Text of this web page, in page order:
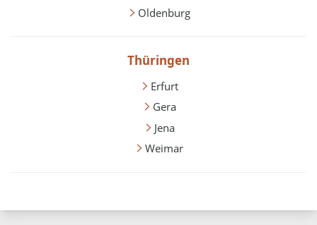
Oldenburg
Thüringen
Erfurt
Gera
Jena
Weimar